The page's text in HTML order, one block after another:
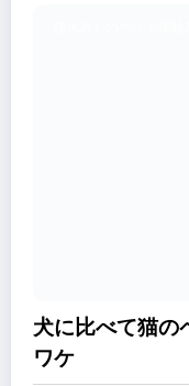
犬に比べて猫の
ワケ